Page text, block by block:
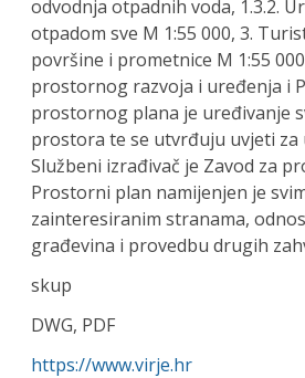
odvodnja otpadnih voda, 1.3.2.
otpadom sve M 1:55 000, 3.
površine i prometnice M 1:55
prostornog razvoja i uređenja i
prostornog plana je uređivanje
prostora te se utvrđuju uvjeti
Službeni izrađivač je Zavod za
Prostorni plan namijenjen je
zainteresiranim stranama,
građevina i provedbu drugih
skup
DWG, PDF
https://www.virje.hr